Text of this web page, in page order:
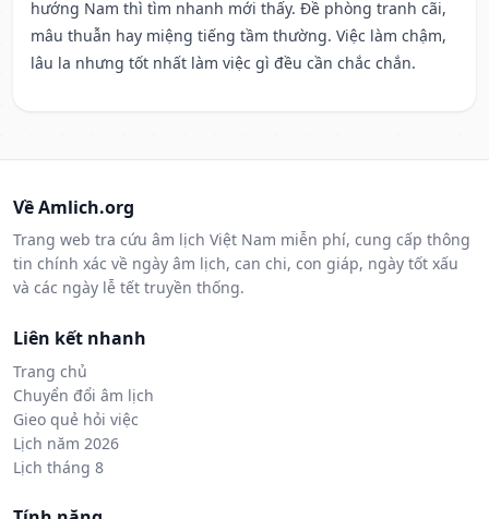
hướng Nam thì tìm nhanh mới thấy. Đề phòng tranh cãi,
mâu thuẫn hay miệng tiếng tầm thường. Việc làm chậm,
lâu la nhưng tốt nhất làm việc gì đều cần chắc chắn.
Về Amlich.org
Trang web tra cứu âm lịch Việt Nam miễn phí, cung cấp thông
tin chính xác về ngày âm lịch, can chi, con giáp, ngày tốt xấu
và các ngày lễ tết truyền thống.
Liên kết nhanh
Trang chủ
Chuyển đổi âm lịch
Gieo quẻ hỏi việc
Lịch năm 2026
Lịch tháng 8